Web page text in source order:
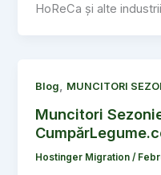
HoReCa și alte
Blog, MUNCITORI
Muncitori
Hostinger Migration/